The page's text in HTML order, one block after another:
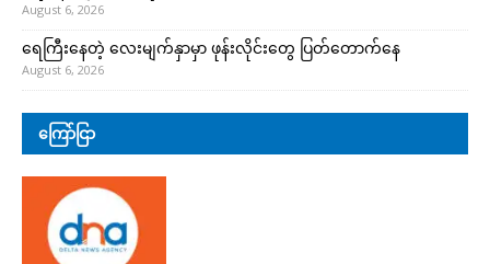
August 6, 2026
ရေကြီးနေတဲ့ လေးမျက်နှာမှာ ဖုန်းလိုင်းတွေ ပြတ်တောက်နေ
August 6, 2026
ကြော်ငြာ